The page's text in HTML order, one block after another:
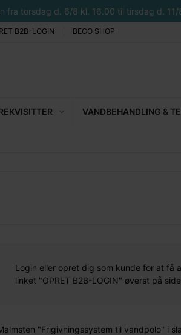
torsdag d. 6/8 kl. 16.00 til tirsdag d. 11/
B2B-LOGIN BECO SHOP
VANDBEHANDLING &
Login eller opret dig som kunde for at få
linket "OPRET B2B-LOGIN" øverst på
"Frigivningssystem til vandpolo" i